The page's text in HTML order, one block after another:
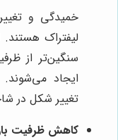
خمیدگی و
لیفتراک
سنگین‌تر از
ایجاد
تغییر شکل در
کاهش ظرفیت